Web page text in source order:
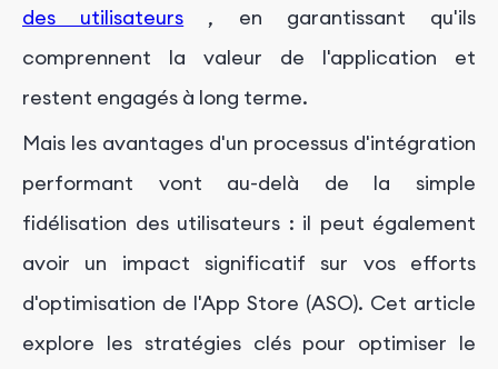
des utilisateurs , en garantissant qu'ils
comprennent la valeur de l'application et
restent engagés à long terme.
Mais les avantages d'un processus d'intégration
performant vont au-delà de la simple
fidélisation des utilisateurs : il peut également
avoir un impact significatif sur vos efforts
d'optimisation de l'App Store (ASO). Cet article
explore les stratégies clés pour optimiser le